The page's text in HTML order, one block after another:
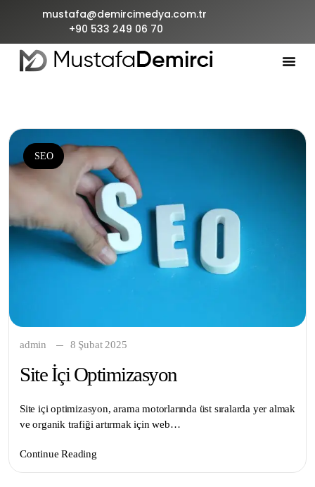
mustafa@demircimedya.com.tr
+90 533 249 06 70
SEO
admin 8 Şubat 2025
Site İçi Optimizasyon
Site içi optimizasyon, arama motorlarında üst sıralarda yer almak
ve organik trafiği artırmak için web…
Continue Reading